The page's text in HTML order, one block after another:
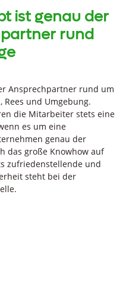
ist genau der
rund
Ansprechpartner rund um
und Umgebung.
die Mitarbeiter stets eine
es um eine
genau der
das große Knowhow auf
zufriedenstellende und
steht bei der